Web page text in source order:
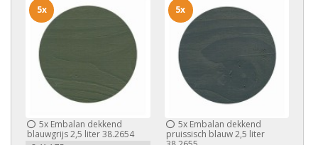
5x Embalan dekkend
blauwgrijs 2,5 liter 38.2654
5x
5xEmbalan dekkend
pruissisch blauw 2,5 liter
5x